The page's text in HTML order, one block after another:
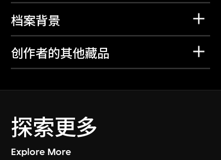
档案背景
创作者的其他藏品
探索更多
Explore More